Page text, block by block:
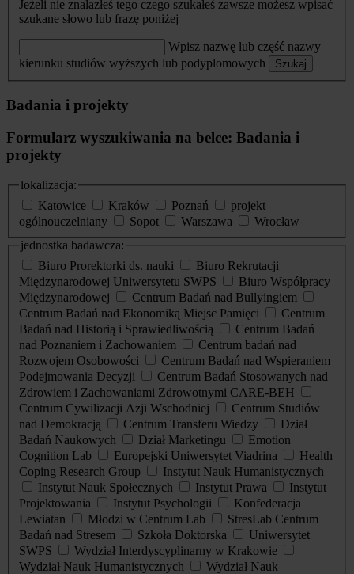
Jeżeli nie znalazłeś tego czego szukałeś zawsze możesz wpisać
szukane słowo lub frazę poniżej
Wpisz nazwę lub część nazwy
kierunku studiów wyższych lub podyplomowych
Szukaj
Badania i projekty
Formularz wyszukiwania na belce: Badania i
projekty
lokalizacja:
Katowice
Kraków Poznań
projekt
ogólnouczelniany
Sopot Warszawa
Wrocław
jednostka badawcza:
Biuro Prorektorki ds. nauki
Biuro Rekrutacji
Międzynarodowej Uniwersytetu SWPS
Biuro Współpracy
Międzynarodowej
Centrum Badań nad Bullyingiem
Centrum Badań nad Ekonomiką Miejsc Pamięci
Centrum
Badań nad Historią i Sprawiedliwością
Centrum Badań
nad Poznaniem i Zachowaniem
Centrum badań nad
Rozwojem Osobowości
Centrum Badań nad Wspieraniem
Podejmowania Decyzji
Centrum Badań Stosowanych nad
Zdrowiem i Zachowaniami Zdrowotnymi CARE-BEH
Centrum Cywilizacji Azji Wschodniej
Centrum Studiów
nad Demokracją
Centrum Transferu Wiedzy
Dział
Badań Naukowych
Dział Marketingu
Emotion
Cognition Lab
Europejski Uniwersytet Viadrina
Health
Coping Research Group
Instytut Nauk Humanistycznych
Instytut Nauk Społecznych
Instytut Prawa
Instytut
Projektowania
Instytut Psychologii
Konfederacja
Lewiatan
Młodzi w Centrum Lab
StresLab Centrum
Badań nad Stresem
Szkoła Doktorska
Uniwersytet
SWPS
Wydział Interdyscyplinarny w Krakowie
Wydział Nauk Humanistycznych
Wydział Nauk